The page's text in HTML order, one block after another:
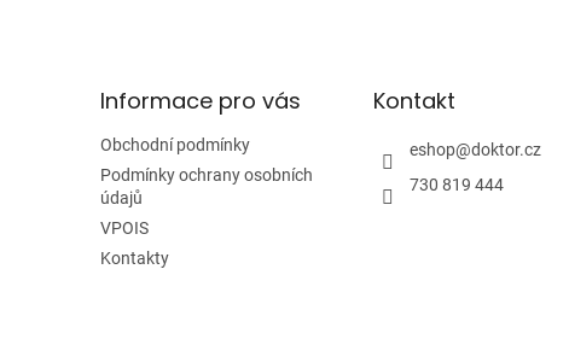
Informace pro vás
Obchodní podmínky
Podmínky ochrany osobních
údajů
VPOIS
Kontakty
Kontakt
eshop@doktor.cz
730 819 444